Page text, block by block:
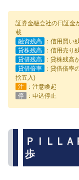
証券金融会社の日証金
載
融資残高
：信用買い
貸株残高
：信用売り
貸借残高
：貸株残高
貸借倍率
：貸借倍率
捨五入)
注
：注意喚起
停
：申込停止
ＰＩＬＬＡ
歩